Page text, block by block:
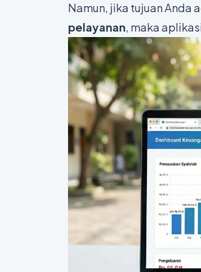
Namun, jika tujuan Anda
pelayanan, maka